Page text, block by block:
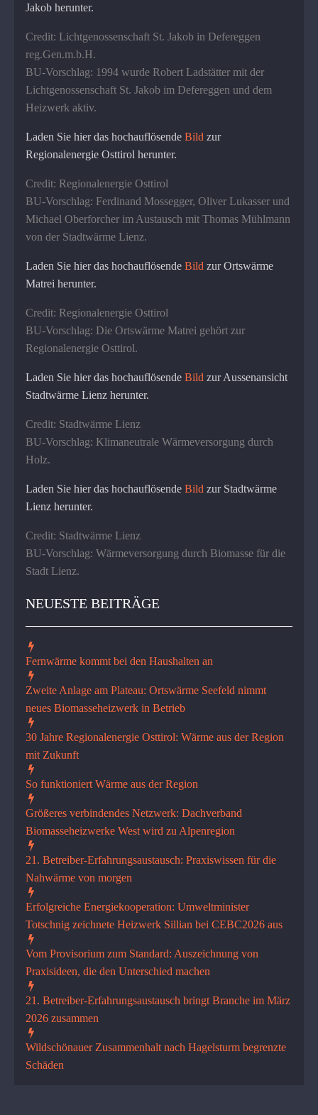
Jakob herunter.
Credit: Lichtgenossenschaft St. Jakob in Defereggen
reg.Gen.m.b.H.
BU-Vorschlag: 1994 wurde Robert Ladstätter mit der
Lichtgenossenschaft St. Jakob im Defereggen und dem
Heizwerk aktiv.
Laden Sie hier das hochauflösende Bild zur
Regionalenergie Osttirol herunter.
Credit: Regionalenergie Osttirol
BU-Vorschlag: Ferdinand Mossegger, Oliver Lukasser und
Michael Oberforcher im Austausch mit Thomas Mühlmann
von der Stadtwärme Lienz.
Laden Sie hier das hochauflösende Bild zur Ortswärme
Matrei herunter.
Credit: Regionalenergie Osttirol
BU-Vorschlag: Die Ortswärme Matrei gehört zur
Regionalenergie Osttirol.
Laden Sie hier das hochauflösende Bild zur Aussenansicht
Stadtwärme Lienz herunter.
Credit: Stadtwärme Lienz
BU-Vorschlag: Klimaneutrale Wärmeversorgung durch
Holz.
Laden Sie hier das hochauflösende Bild zur Stadtwärme
Lienz herunter.
Credit: Stadtwärme Lienz
BU-Vorschlag: Wärmeversorgung durch Biomasse für die
Stadt Lienz.
NEUESTE BEITRÄGE
Fernwärme kommt bei den Haushalten an
Zweite Anlage am Plateau: Ortswärme Seefeld nimmt
neues Biomasseheizwerk in Betrieb
30 Jahre Regionalenergie Osttirol: Wärme aus der Region
mit Zukunft
So funktioniert Wärme aus der Region
Größeres verbindendes Netzwerk: Dachverband
Biomasseheizwerke West wird zu Alpenregion
21. Betreiber-Erfahrungsaustausch: Praxiswissen für die
Nahwärme von morgen
Erfolgreiche Energiekooperati­on: Umweltminister
Totschnig zeichnete Heizwerk Sillian bei CEBC2026 aus
Vom Provisorium zum Standard: Auszeichnung von
Praxisideen, die den Unterschied machen
21. Betreiber-Erfahrungsaustausch bringt Branche im März
2026 zusammen
Wildschönauer Zusammenhalt nach Hagelsturm begrenzte
Schäden